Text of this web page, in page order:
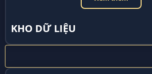
KHO DỮ LIỆU